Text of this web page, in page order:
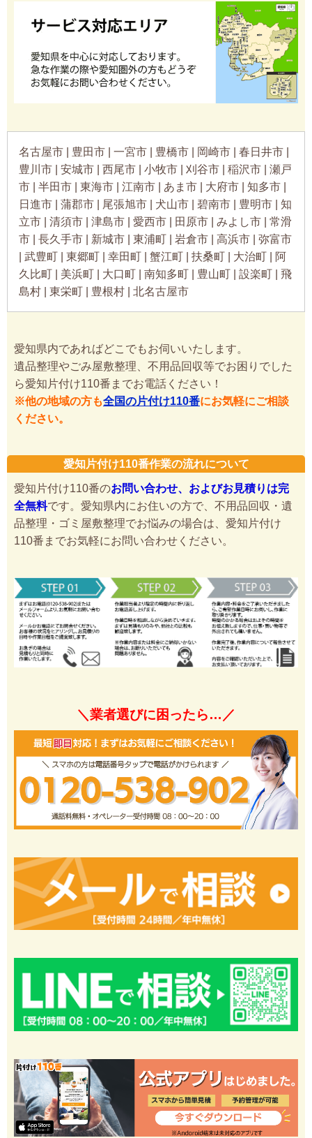
名古屋市 | 豊田市 | 一宮市 | 豊橋市 | 岡崎市 | 春日井市 |
豊川市 | 安城市 | 西尾市 | 小牧市 | 刈谷市 | 稲沢市 | 瀬戸
市 | 半田市 | 東海市 | 江南市 | あま市 | 大府市 | 知多市 |
日進市 | 蒲郡市 | 尾張旭市 | 犬山市 | 碧南市 | 豊明市 | 知
立市 | 清須市 | 津島市 | 愛西市 | 田原市 | みよし市 | 常滑
市 | 長久手市 | 新城市 | 東浦町 | 岩倉市 | 高浜市 | 弥富市
| 武豊町 | 東郷町 | 幸田町 | 蟹江町 | 扶桑町 | 大治町 | 阿
久比町 | 美浜町 | 大口町 | 南知多町 | 豊山町 | 設楽町 | 飛
島村 | 東栄町 | 豊根村 | 北名古屋市
愛知県内であればどこでもお伺いいたします。
遺品整理やごみ屋敷整理、不用品回収等でお困りでした
ら愛知片付け110番までお電話ください！
※他の地域の方も全国の片付け110番にお気軽にご相談
ください。
愛知片付け110番作業の流れについて
愛知片付け110番のお問い合わせ、およびお見積りは完
全無料です。愛知県内にお住いの方で、不用品回収・遺
品整理・ゴミ屋敷整理でお悩みの場合は、愛知片付け
110番までお気軽にお問い合わせください。
＼業者選びに困ったら…／